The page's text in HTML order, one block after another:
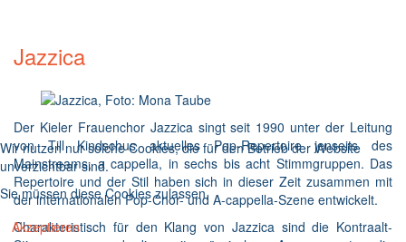
Jazzica
Der Kieler Frauenchor Jazzica singt seit 1990 unter der Leitung
von Till Kindschus aktuelles Pop-Repertoire jenseits des
Mainstreams, a cappella, in sechs bis acht Stimmgruppen. Das
Repertoire und der Stil haben sich in dieser Zeit zusammen mit
der internationalen Pop-Chor- und A-cappella-Szene entwickelt.
Charakteristisch für den Klang von Jazzica sind die Kontraalt-
Wir nutzen nur solche Cookies, die für den Betrieb der Website
unverzichtbar sind.
Sie müssen diese Cookies zulassen.
Akzeptieren